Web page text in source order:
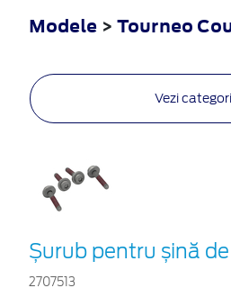
Modele > Tourneo
Vezi
Șurub pentru șină
2707513